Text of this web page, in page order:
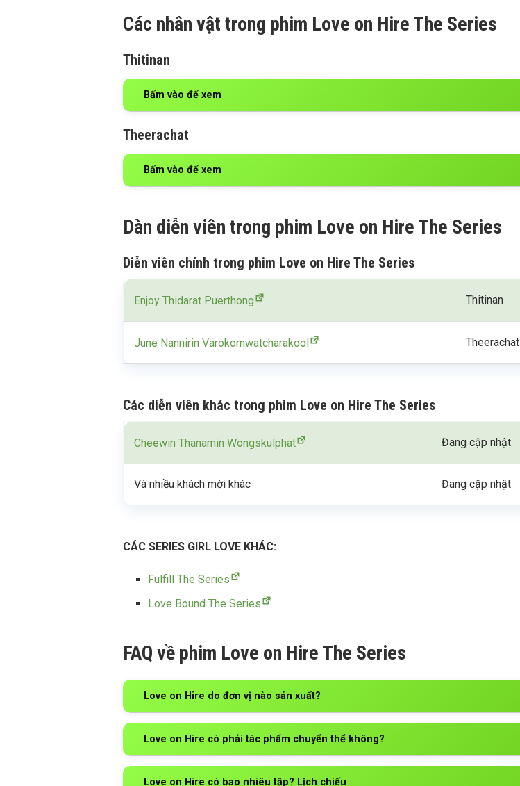
Các nhân vật trong phim Love on Hire The Series
Thitinan
Bấm vào để xem
Theerachat
Bấm vào để xem
Dàn diễn viên trong phim Love on Hire The Series
Diễn viên chính trong phim Love on Hire The Series
Enjoy Thidarat Puerthong Thitinan
June Nannirin Varokornwatcharakool Theerachat
Các diễn viên khác trong phim Love on Hire The Series
Cheewin Thanamin Wongskulphat Đang cập nhật
Và nhiều khách mời khác Đang cập nhật
CÁC SERIES GIRL LOVE KHÁC:
Fulfill The Series
Love Bound The Series
FAQ về phim Love on Hire The Series
Love on Hire do đơn vị nào sản xuất?
Love on Hire có phải tác phẩm chuyển thể không?
Love on Hire có bao nhiêu tập? Lịch chiếu